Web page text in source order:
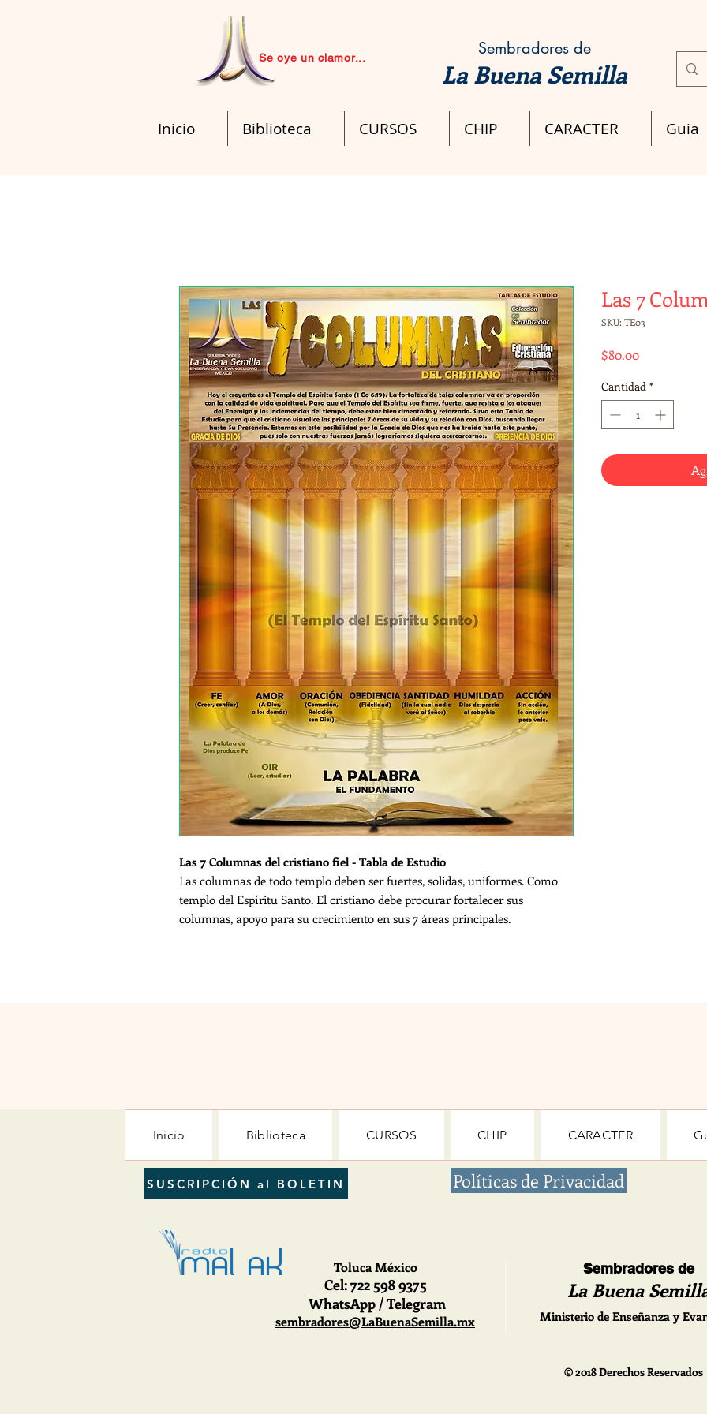
Sembradores de
La Buena Semilla
Se oye un clamor...
Inicio Biblioteca CURSOS CHIP CARACTER Guia
Las 7 Columnas del cristiano fiel - Tabla de Estudio
Las columnas de todo templo deben ser fuertes, solidas, uniformes. Como
templo del Espíritu Santo. El cristiano debe procurar fortalecer sus
columnas, apoyo para su crecimiento en sus 7 áreas principales.
Las 7
SKU: TE03
$80.00Precio
Cantidad *
Inicio Biblioteca CURSOS CHIP CARACTER
SUSCRIPCIÓN al BOLETIN Políticas de Privacidad
Toluca México
Cel: 722 598 9375
WhatsApp / Telegram
sembradores@LaBuenaSemilla.mx
Sembradores de
La Buena
Ministerio de Enseñanza y
© 2018 Derechos Reservados